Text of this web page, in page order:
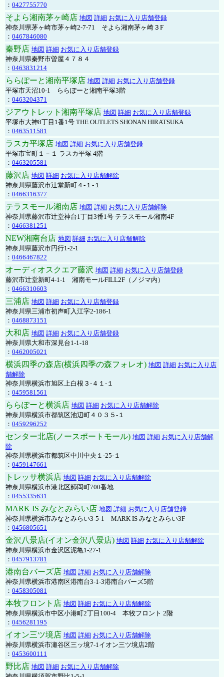
： 0427755770
そよら湘南茅ヶ崎店 地図 詳細 お気に入り店舗登録
神奈川県茅ヶ崎市茅ヶ崎2‐7‐71 そよら湘南茅ヶ崎３F
： 0467846080
秦野店 地図 詳細 お気に入り店舗登録
神奈川県秦野市曽屋４７８４
： 0463831214
ららぽーと湘南平塚店 地図 詳細 お気に入り店舗登録
平塚市天沼10-1 ららぽーと湘南平塚3階
： 0463204371
ジアウトレット湘南平塚店 地図 詳細 お気に入り店舗登録
平塚市大神8丁目1番1号 THE OUTLETS SHONAN HIRATSUKA
： 0463511581
ラスカ平塚店 地図 詳細 お気に入り店舗登録
平塚市宝町１－１ ラスカ平塚 4階
： 0463205581
藤沢店 地図 詳細 お気に入り店舗解除
神奈川県藤沢市辻堂新町４-１-１
： 0466316377
テラスモール湘南店 地図 詳細 お気に入り店舗解除
神奈川県藤沢市辻堂神台1丁目3番1号 テラスモール湘南4F
： 0466381251
NEW湘南台店 地図 詳細 お気に入り店舗解除
神奈川県藤沢市円行1-2-1
： 0466467822
オーディオスクエア藤沢 地図 詳細 お気に入り店舗登録
藤沢市辻堂新町4-1-1 湘南モールFILL2F（ノジマ内）
： 0466310603
三浦店 地図 詳細 お気に入り店舗登録
神奈川県三浦市初声町入江字2-186-1
： 0468873151
大和店 地図 詳細 お気に入り店舗登録
神奈川県大和市深見台1-1-18
： 0462005021
横浜四季の森店(横浜四季の森フォレオ) 地図 詳細 お気に入り店
舗解除
神奈川県横浜市旭区上白根３-４１-１
： 0459581561
ららぽーと横浜店 地図 詳細 お気に入り店舗解除
神奈川県横浜市都筑区池辺町４０３５-１
： 0459296252
センター北店(ノースポートモール) 地図 詳細 お気に入り店舗解
除
神奈川県横浜市都筑区中川中央１-25-１
： 0459147661
トレッサ横浜店 地図 詳細 お気に入り店舗解除
神奈川県横浜市港北区師岡町700番地
： 0455335631
MARK IS みなとみらい店 地図 詳細 お気に入り店舗登録
神奈川県横浜市みなとみらい3-5-1 MARK IS みなとみらい3F
： 0456805651
金沢八景店(イオン金沢八景店) 地図 詳細 お気に入り店舗解除
神奈川県横浜市金沢区泥亀1-27-1
： 0457913781
港南台バーズ店 地図 詳細 お気に入り店舗解除
神奈川県横浜市港南区港南台3-1-3港南台バーズ5階
： 0458305081
本牧フロント店 地図 詳細 お気に入り店舗解除
神奈川県横浜市中区小港町2丁目100-4 本牧フロント 2階
： 0456281195
イオン三ツ境店 地図 詳細 お気に入り店舗解除
神奈川県横浜市瀬谷区三ッ境7-1イオン三ツ境店2階
： 0453600111
野比店 地図 詳細 お気に入り店舗解除